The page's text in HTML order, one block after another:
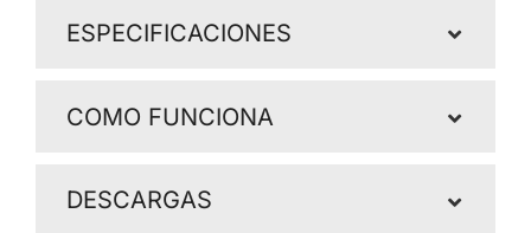
ESPECIFICACIONES
COMO FUNCIONA
DESCARGAS